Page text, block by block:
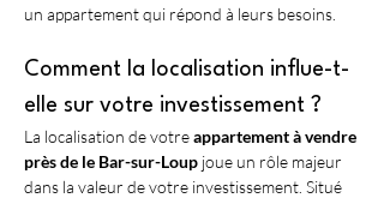
un appartement qui répond à leurs besoins.
Comment la localisation influe-t-
elle sur votre investissement ?
La localisation de votre appartement à vendre
près de le Bar-sur-Loup joue un rôle majeur
dans la valeur de votre investissement. Situé